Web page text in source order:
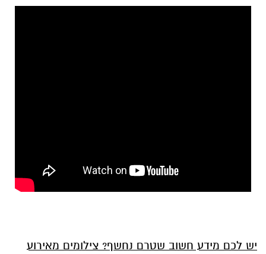
יש לכם מידע חשוב שטרם נחשף? צילומים מאירוע